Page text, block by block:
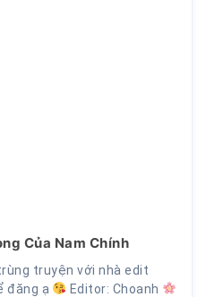
Của Nam Chính
truyện với nhà edit
đăng ạ
Editor: Choanh